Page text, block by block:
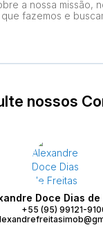
a nossa missão,
fazemos e
nossos
Doce Dias de
+55 (95) 99121-